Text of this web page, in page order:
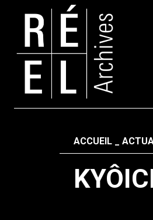
Fil d'ariane
ACCUEIL